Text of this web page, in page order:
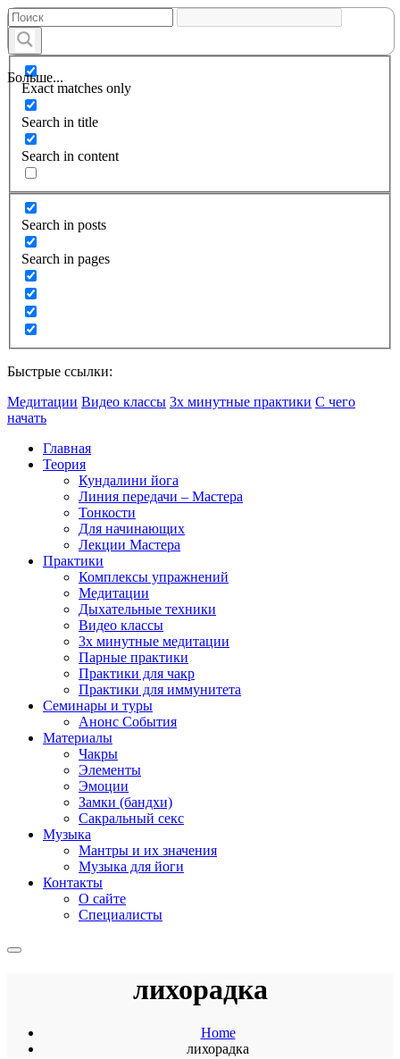
Больше...
Exact matches only
Search in title
Search in content
Search in posts
Search in pages
Быстрые ссылки:
Медитации Видео классы 3х минутные практики С чего
начать
Главная
Теория
Кундалини йога
Линия передачи – Мастера
Тонкости
Для начинающих
Лекции Мастера
Практики
Комплексы упражнений
Медитации
Дыхательные техники
Видео классы
3х минутные медитации
Парные практики
Практики для чакр
Практики для иммунитета
Семинары и туры
Анонс События
Материалы
Чакры
Элементы
Эмоции
Замки (бандхи)
Сакральный секс
Музыка
Мантры и их значения
Музыка для йоги
Контакты
О сайте
Специалисты
лихорадка
Home
лихорадка